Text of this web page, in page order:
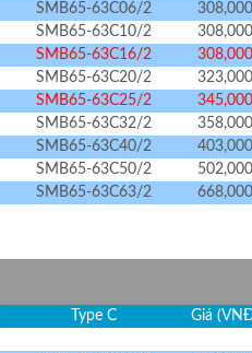
SMB65-63C06/2 308,000
SMB65-63C10/2 308,000
SMB65-63C16/2 308,000
SMB65-63C20/2 323,000
SMB65-63C25/2 345,000
SMB65-63C32/2 358,000
SMB65-63C40/2 403,000
SMB65-63C50/2
502,000
SMB65-63C63/2 668,000
Type C Giá